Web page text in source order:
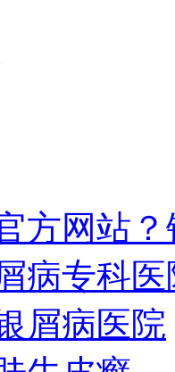
方网站
病专科
屑病医院